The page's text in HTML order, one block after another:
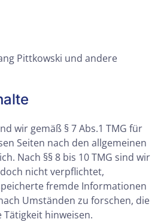
Pittkowski und andere
wir gemäß § 7 Abs.1 TMG für
Seiten nach den allgemeinen
Nach §§ 8 bis 10 TMG sind wir
nicht verpflichtet,
fremde Informationen
Umständen zu forschen, die
hinweisen.